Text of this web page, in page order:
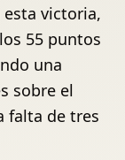
esta victoria,
55 puntos
una
sobre el
falta de tres